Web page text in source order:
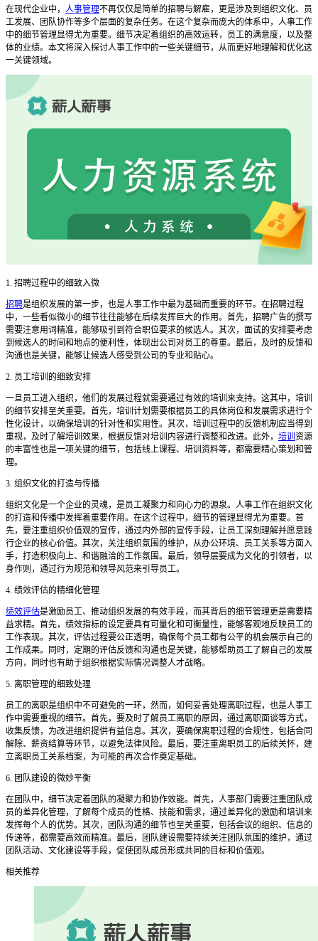
在现代企业中， 人事管理不再仅仅是简单的招聘与解雇，更是涉及到组织文化、员
工发展、团队协作等多个层面的复杂任务。在这个复杂而庞大的体系中，人事工作
中的细节管理显得尤为重要。细节决定着组织的高效运转，员工的满意度，以及整
体的业绩。本文将深入探讨人事工作中的一些关键细节，从而更好地理解和优化这
一关键领域。
1. 招聘过程中的细致入微
招聘是组织发展的第一步，也是人事工作中最为基础而重要的环节。在招聘过程
中，一些看似微小的细节往往能够在后续发挥巨大的作用。首先，招聘广告的撰写
需要注意用词精准，能够吸引到符合职位要求的候选人。其次，面试的安排要考虑
到候选人的时间和地点的便利性，体现出公司对员工的尊重。最后，及时的反馈和
沟通也是关键，能够让候选人感受到公司的专业和贴心。
2. 员工培训的细致安排
一旦员工进入组织，他们的发展过程就需要通过有效的培训来支持。这其中，培训
的细节安排至关重要。首先，培训计划需要根据员工的具体岗位和发展需求进行个
性化设计，以确保培训的针对性和实用性。其次，培训过程中的反馈机制应当得到
重视，及时了解培训效果，根据反馈对培训内容进行调整和改进。此外， 培训 资源
的丰富性也是一项关键的细节，包括线上课程、培训资料等，都需要精心策划和管
理。
3. 组织文化的打造与传播
组织文化是一个企业的灵魂，是员工凝聚力和向心力的源泉。人事工作在组织文化
的打造和传播中发挥着重要作用。在这个过程中，细节的管理显得尤为重要。首
先，要注重组织价值观的宣传，通过内外部的宣传手段，让员工深刻理解并愿意践
行企业的核心价值。其次，关注组织氛围的维护，从办公环境、员工关系等方面入
手，打造积极向上、和谐融洽的工作氛围。最后，领导层要成为文化的引领者，以
身作则，通过行为规范和领导风范来引导员工。
4. 绩效评估的精细化管理
绩效评估是激励员工、推动组织发展的有效手段，而其背后的细节管理更是需要精
益求精。首先，绩效指标的设定要具有可量化和可衡量性，能够客观地反映员工的
工作表现。其次，评估过程要公正透明，确保每个员工都有公平的机会展示自己的
工作成果。同时，定期的评估反馈和沟通也是关键，能够帮助员工了解自己的发展
方向，同时也有助于组织根据实际情况调整人才战略。
5. 离职管理的细致处理
员工的离职是组织中不可避免的一环，然而，如何妥善处理离职过程，也是人事工
作中需要重视的细节。首先，要及时了解员工离职的原因，通过离职面谈等方式，
收集反馈，为改进组织提供有益信息。其次，要确保离职过程的合规性，包括合同
解除、薪资结算等环节，以避免法律风险。最后，要注重离职员工的后续关怀，建
立离职员工关系档案，为可能的再次合作奠定基础。
6. 团队建设的微妙平衡
在团队中，细节决定着团队的凝聚力和协作效能。首先，人事部门需要注重团队成
员的差异化管理，了解每个成员的性格、技能和需求，通过差异化的激励和培训来
发挥每个人的优势。其次，团队沟通的细节也至关重要，包括会议的组织、信息的
传递等，都需要高效而精准。最后，团队建设需要持续关注团队氛围的维护，通过
团队活动、文化建设等手段，促使团队成员形成共同的目标和价值观。
相关推荐